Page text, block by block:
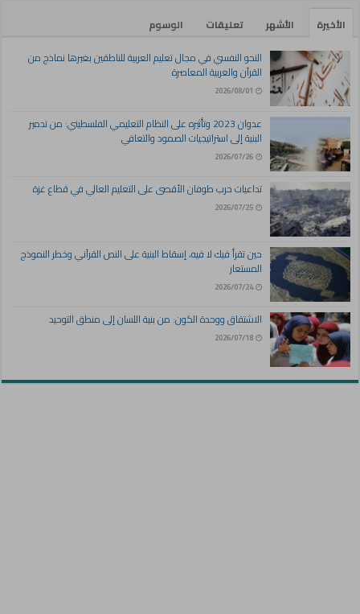
الأخيرة الأشهر تعليقات
الوسوم
النحو النفسي في مجال تعليم العربية للناطقين بغيرها نماذج من
القرآن والعربية المعاصرة
2026/08/01
عدوان 2023 وتأثيره على النظام التعليمي الفلسطيني: من تدمير
البنية إلى استراتيجيات الصمود والتعافي
2026/07/26
تداعيات حرب طوفان الأقصى على التعليم العالي في قطاع غزة
2026/07/25
حين تقرأ فيك لا فيه، إسقاط البنية على النص القرآني وخطر النموذج
المستعار
2026/07/24
الاشتقاق ووحدة الكون: من بنية اللسان إلى منطق التوحيد
2026/07/18